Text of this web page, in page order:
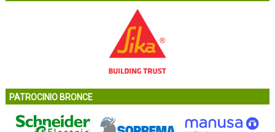
PATROCINIO BRONCE